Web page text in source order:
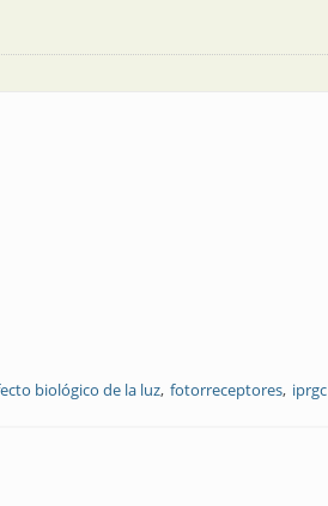
biológico de la luz fotorreceptores iprgc